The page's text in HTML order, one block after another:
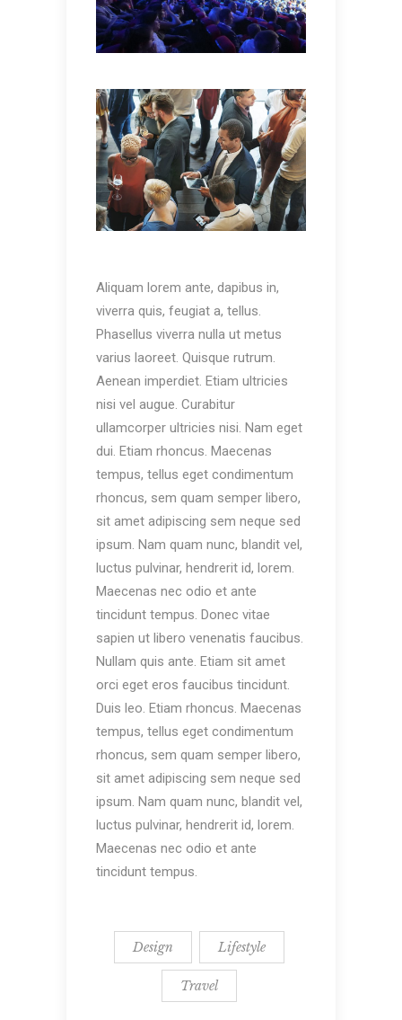
Aliquam lorem ante, dapibus in,
viverra quis, feugiat a, tellus.
Phasellus viverra nulla ut metus
varius laoreet. Quisque rutrum.
Aenean imperdiet. Etiam ultricies
nisi vel augue. Curabitur
ullamcorper ultricies nisi. Nam eget
dui. Etiam rhoncus. Maecenas
tempus, tellus eget condimentum
rhoncus, sem quam semper libero,
sit amet adipiscing sem neque sed
ipsum. Nam quam nunc, blandit vel,
luctus pulvinar, hendrerit id, lorem.
Maecenas nec odio et ante
tincidunt tempus. Donec vitae
sapien ut libero venenatis faucibus.
Nullam quis ante. Etiam sit amet
orci eget eros faucibus tincidunt.
Duis leo. Etiam rhoncus. Maecenas
tempus, tellus eget condimentum
rhoncus, sem quam semper libero,
sit amet adipiscing sem neque sed
ipsum. Nam quam nunc, blandit vel,
luctus pulvinar, hendrerit id, lorem.
Maecenas nec odio et ante
tincidunt tempus.
Design Lifestyle
Travel